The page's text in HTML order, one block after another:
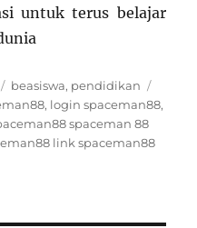
untuk terus belajar
Categories
beasiswa, pendidikan
, login spaceman88,
spaceman 88
link spaceman88